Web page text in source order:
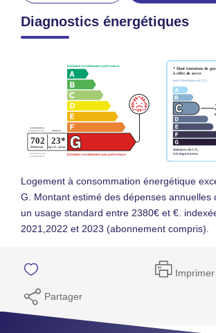
Diagnostics énergétiques
Logement à consommation énergétique
G. Montant estimé des dépenses annuelles
un usage standard entre 2380€ et €.
2021,2022 et 2023 (abonnement compris).
Imprimer
Partager